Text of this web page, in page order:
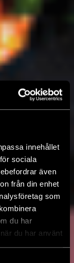
innehållet
sociala
även
från din enhet
som
du har
du har använt